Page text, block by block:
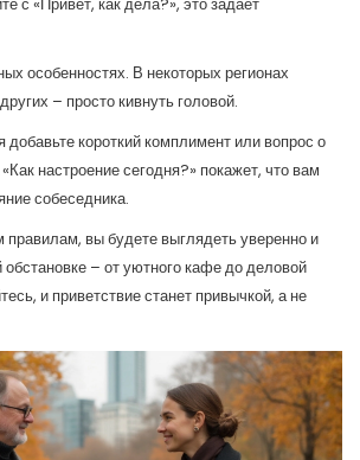
особенностях. В некоторых регионах
– просто кивнуть головой.
добавьте короткий комплимент или вопрос о
настроение сегодня?» покажет, что вам
собеседника.
вы будете выглядеть уверенно и
– от уютного кафе до деловой
и приветствие станет привычкой, а не